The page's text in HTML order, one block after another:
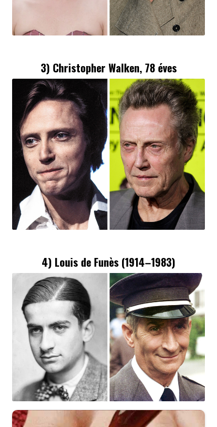
3) Christopher Walken, 78 éves
4) Louis de Funès (1914–1983)